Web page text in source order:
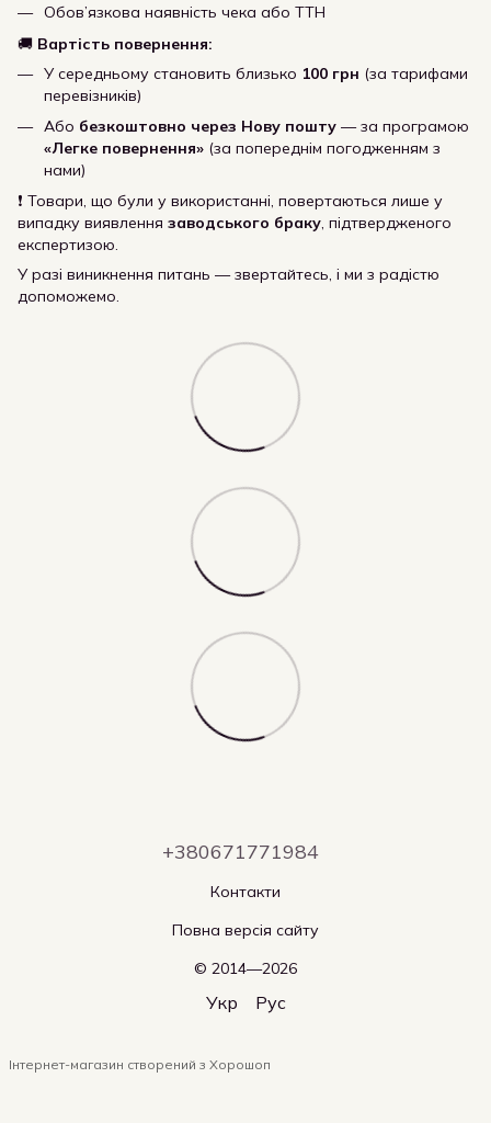
Обов’язкова наявність чека або ТТН
🚚 Вартість повернення:
У середньому становить близько 100 грн (за тарифами
перевізників)
Або безкоштовно через Нову пошту — за програмою
«Легке повернення» (за попереднім погодженням з
нами)
❗ Товари, що були у використанні, повертаються лише у
випадку виявлення заводського браку, підтвердженого
експертизою.
У разі виникнення питань — звертайтесь, і ми з радістю
допоможемо.
+380671771984
Контакти
Повна версія сайту
© 2014—2026
Укр Рус
Інтернет-магазин створений з Хорошоп